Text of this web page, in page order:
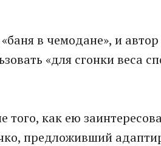
в чемодане», и
«для сгонки веса
того, как ею
предложивший